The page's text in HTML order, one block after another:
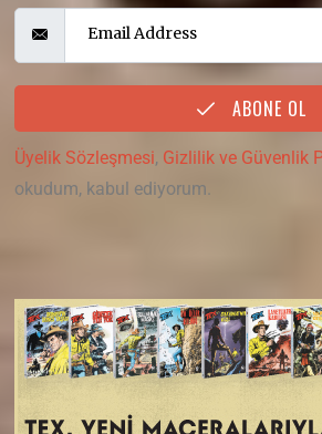
ABONE OL
Üyelik Sözleşmesi, Gizlilik ve Güvenlik
okudum, kabul ediyorum.